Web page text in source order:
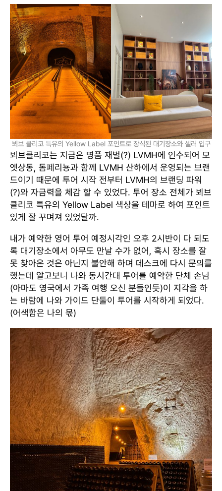
뵈브 클리코 특유의 Yellow Label 포인트로 장식된 대기장소와 셀러 입구
뵈브클리코는 지금은 명품 재벌(?) LVMH에 인수되어 모
엣샹동, 돔페리뇽과 함께 LVMH 산하에서 운영되는 브랜
드이기 때문에 투어 시작 전부터 LVMH의 브랜딩 파워
(?)와 자금력을 체감 할 수 있었다. 투어 장소 전체가 뵈브
클리코 특유의 Yellow Label 색상을 테마로 하여 포인트
있게 잘 꾸며져 있었달까.
내가 예약한 영어 투어 예정시각인 오후 2시반이 다 되도
록 대기장소에서 아무도 만날 수가 없어, 혹시 장소를 잘
못 찾아온 것은 아닌지 불안해 하며 데스크에 다시 문의를
했는데 알고보니 나와 동시간대 투어를 예약한 단체 손님
(아마도 영국에서 가족 여행 오신 분들인듯)이 지각을 하
는 바람에 나와 가이드 단둘이 투어를 시작하게 되었다.
(어색함은 나의 몫)